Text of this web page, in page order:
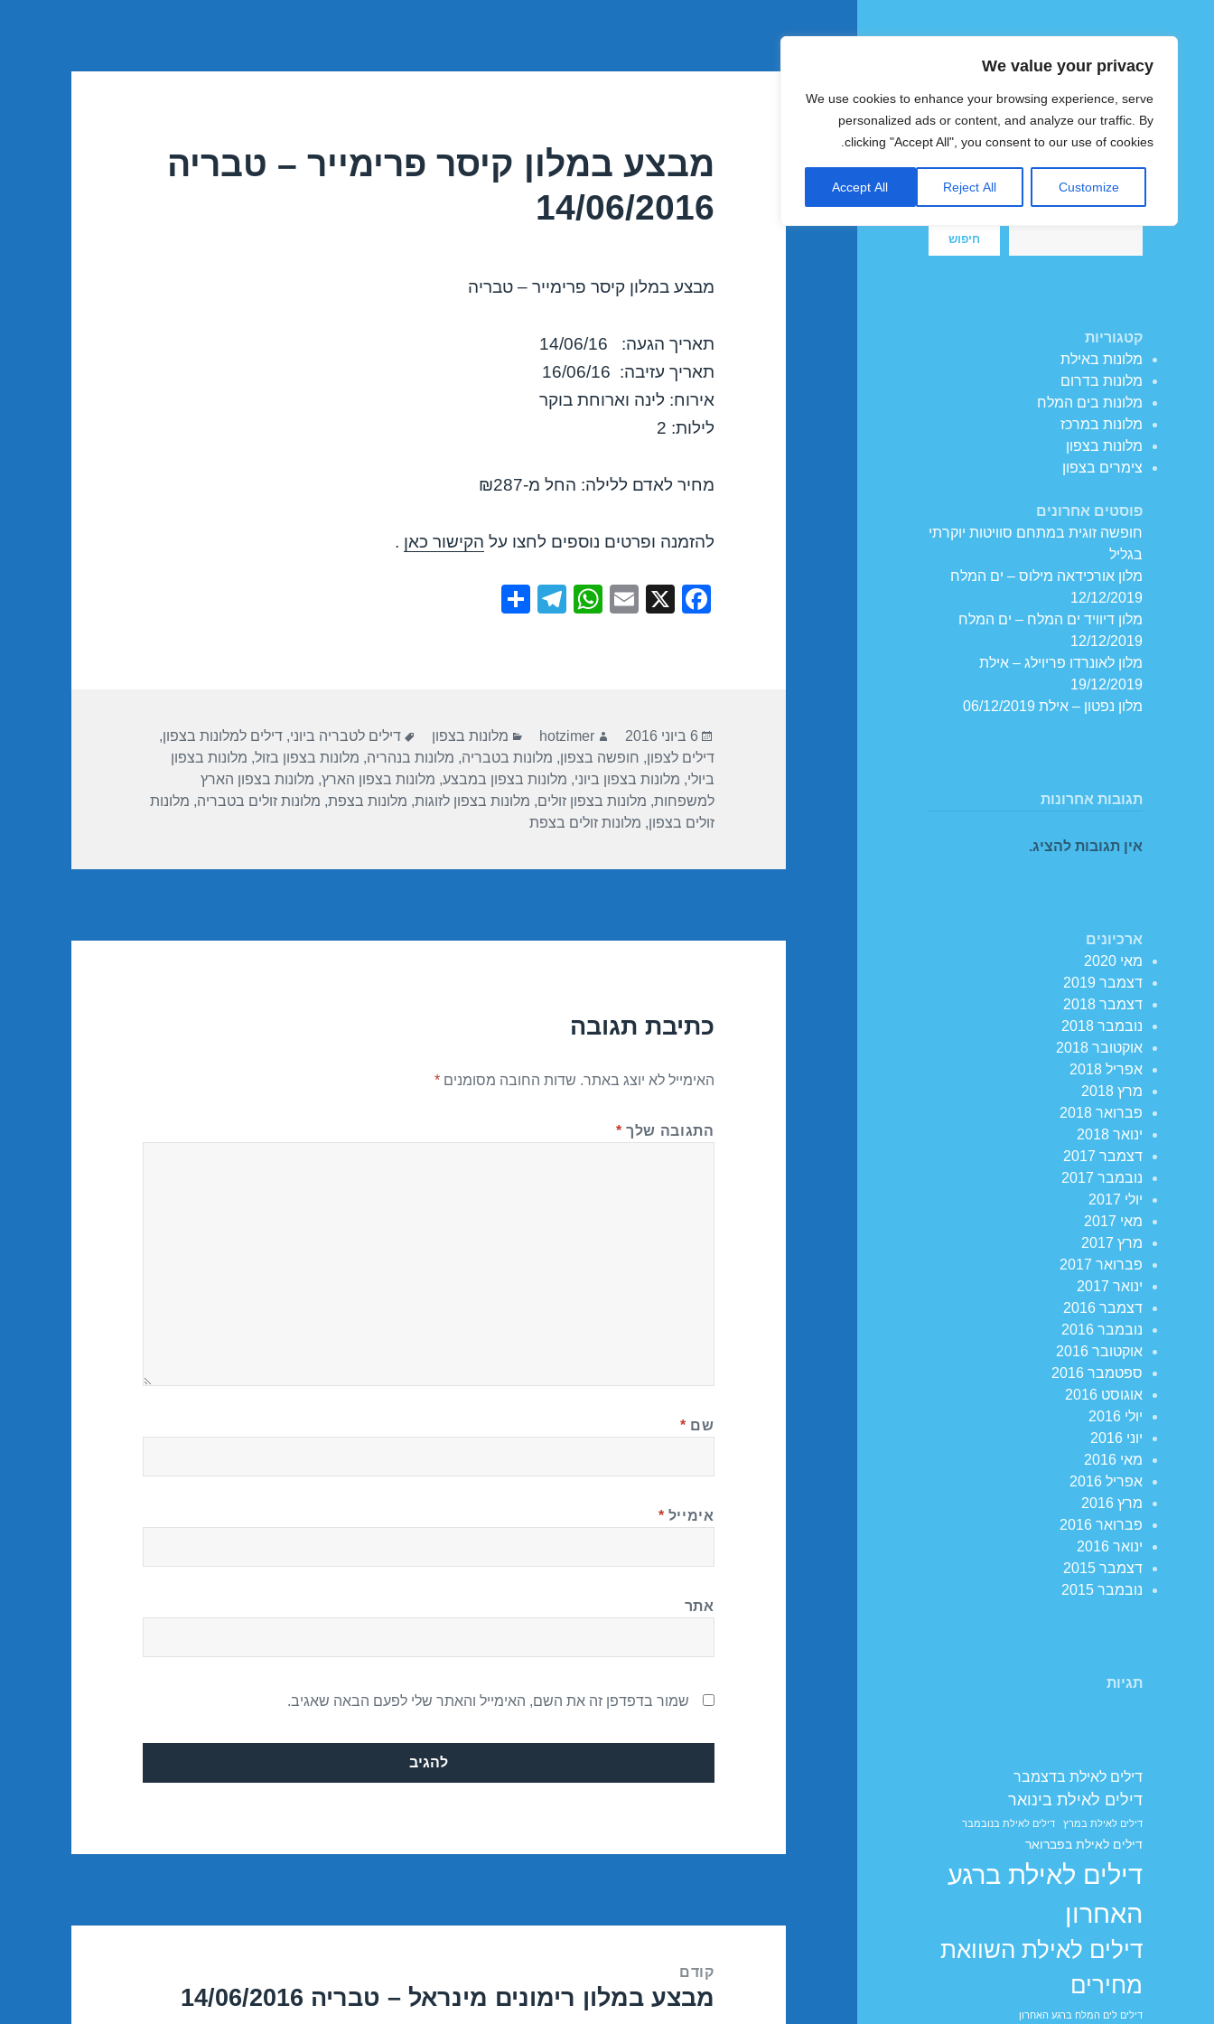
We value your privacy
We use cookies to enhance your browsing experience, serve
personalized ads or content, and analyze our traffic. By
clicking "Accept All", you consent to our use of cookies.
Customize
Reject All
Accept All
צימרים ומלונות זולים בישראל
חיפוש
חיפוש
קטגוריות
מלונות באילת
מלונות בדרום
מלונות בים המלח
מלונות במרכז
מלונות בצפון
צימרים בצפון
פוסטים אחרונים
חופשה זוגית במתחם סוויטות יוקרתי
בגליל
מלון אורכידאה מילוס – ים המלח
12/12/2019
מלון דיוויד ים המלח – ים המלח
12/12/2019
מלון לאונרדו פריוילג – אילת
19/12/2019
מלון נפטון – אילת 06/12/2019
תגובות אחרונות
אין תגובות להציג.
ארכיונים
מאי 2020
דצמבר 2019
דצמבר 2018
נובמבר 2018
אוקטובר 2018
אפריל 2018
מרץ 2018
פברואר 2018
ינואר 2018
דצמבר 2017
נובמבר 2017
יולי 2017
מאי 2017
מרץ 2017
פברואר 2017
ינואר 2017
דצמבר 2016
נובמבר 2016
אוקטובר 2016
ספטמבר 2016
אוגוסט 2016
יולי 2016
יוני 2016
מאי 2016
אפריל 2016
מרץ 2016
פברואר 2016
ינואר 2016
דצמבר 2015
נובמבר 2015
תגיות
דילים לאילת בדצמבר
דילים לאילת בינואר
דילים לאילת במרץ דילים לאילת בנובמבר
דילים לאילת בפברואר
דילים לאילת ברגע
האחרון
דילים לאילת השוואת
מחירים
דילים לים המלח ברגע האחרון
מבצע במלון קיסר פרימייר – טבריה
14/06/2016
מבצע במלון קיסר פרימייר – טבריה
תאריך הגעה: 14/06/16
תאריך עזיבה: 16/06/16
אירוח: לינה וארוחת בוקר
לילות: 2
מחיר לאדם ללילה: החל מ-₪287
להזמנה ופרטים נוספים לחצו על הקישור כאן .
F
o
o
k
X
E
W
p
p
T
m
פורסם
בתאריך
6 ביוני 2016 מחבר
hotzimer קטגוריות
מלונות בצפון תגיות
דילים לטבריה ביוני,דילים למלונות בצפון,
דילים לצפון, חופשה בצפון, מלונות בטבריה, מלונות בנהריה, מלונות בצפון בזול, מלונות בצפון
ביולי, מלונות בצפון ביוני, מלונות בצפון במבצע, מלונות בצפון הארץ, מלונות בצפון הארץ
למשפחות, מלונות בצפון זולים, מלונות בצפון לזוגות, מלונות בצפת, מלונות זולים בטבריה, מלונות
זולים בצפון, מלונות זולים בצפת
כתיבת תגובה
האימייל לא יוצג באתר. שדות החובה מסומנים*
התגובה שלך *
שם *
אימייל *
אתר
שמור בדפדפן זה את השם, האימייל והאתר שלי לפעם הבאה שאגיב.
קודם
הפוסט
מבצע במלון רימונים מינראל – טבריה 14/06/2016